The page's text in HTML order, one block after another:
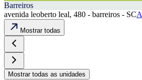
Barreiros
avenida leoberto leal, 480 - barreiros - SC
Mostrar todas
Mostrar todas as unidades